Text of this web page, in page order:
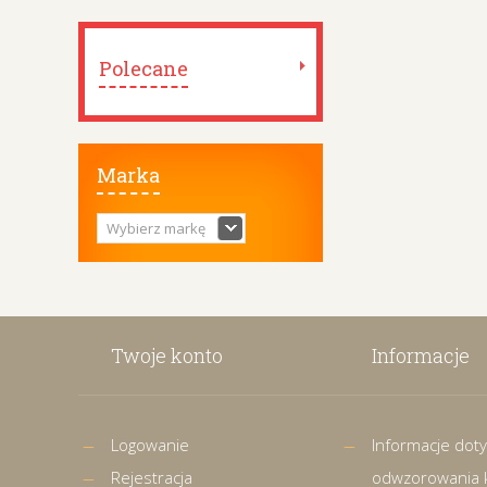
Polecane
Marka
Wybierz markę
Twoje konto
Logowanie
Rejestracja
Informacje
Informacje
odwzorowania